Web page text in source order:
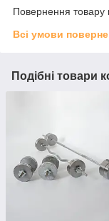
Повернення товару
Всі умови
Подібні товари